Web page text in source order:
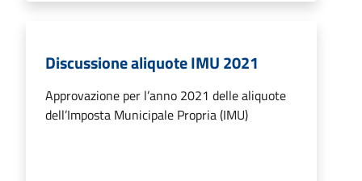
Discussione aliquote IMU 2021
Approvazione per l’anno 2021 delle aliquote
dell’Imposta Municipale Propria (IMU)